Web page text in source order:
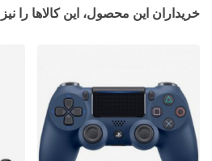
خریداران این محصول، این کالاها را